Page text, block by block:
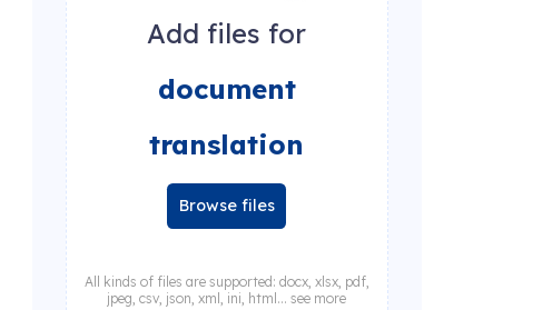
Add files for
document
translation
Browse files
All kinds of files are supported: docx, xlsx, pdf,
jpeg, csv, json, xml, ini, html... see more